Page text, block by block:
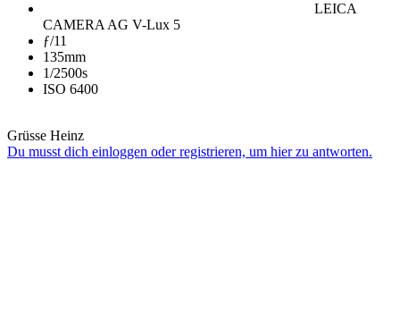
LEICA
CAMERA AG V-Lux 5
ƒ/11
135mm
1/2500s
ISO 6400
Grüsse Heinz
Du musst dich einloggen oder registrieren, um hier zu antworten.